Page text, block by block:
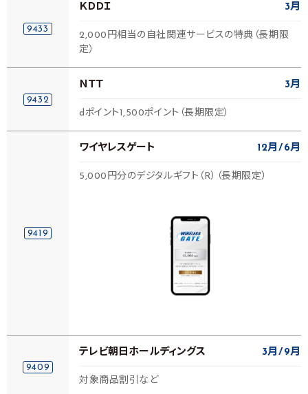
9433
ＫＤＤＩ 3月
2,000円相当の自社関連サービスの特典（長期限
定）
9432
ＮＴＴ 3月
dポイント1,500ポイント（長期限定）
9419
ワイヤレスゲート 12月 6月
5,000円分のデジタルギフト（R）（長期限定）
9409
テレビ朝日ホールディングス 3月 9月
対象商品割引など